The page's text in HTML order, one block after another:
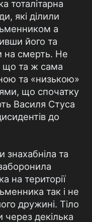
тоталітарна
які ділили
а
його та
на смерть. Не
що та ж сама
та «низькою»
що спочатку
Василя Стуса
до
знахабніла та
на території
так і не
дружині. Тіло
декілька